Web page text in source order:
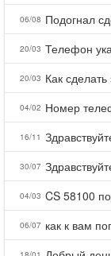
06/08
20/03 Телефон
20/03 Как
04/02
16/11
30/07
04/03 CS 58100
06/07